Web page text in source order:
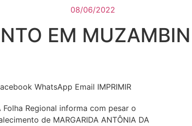
08/06/2022
EM
WhatsApp Email IMPRIMIR
Folha Regional informa com pesar o
de MARGARIDA ANTÔNIA DA